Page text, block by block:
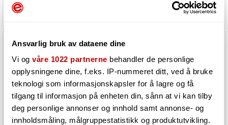
Ansvarlig bruk av dataene dine
Vi og våre 1022 partnerne behandler de personlige
opplysningene dine, f.eks. IP-nummeret ditt, ved å bruke
teknologi som informasjonskapsler for å lagre og få
tilgang til informasjon på enheten din, sånn at vi kan tilby
deg personlige annonser og innhold samt annonse- og
innholdsmåling, målgruppestatistikk og produktutvikling.
18 435,-